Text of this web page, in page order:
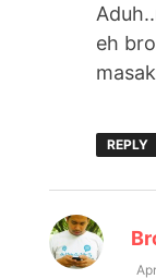
eh
REPLY